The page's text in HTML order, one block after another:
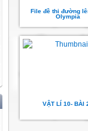
File đề thi đường
Olympia
VẬT LÍ 10- BÀI